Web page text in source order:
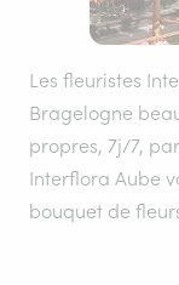
Les fleuristes
Bragelogne
propres, 7j/7,
Interflora Aube
bouquet de